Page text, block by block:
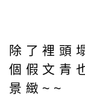
除了裡頭
個假文青
景緻~~